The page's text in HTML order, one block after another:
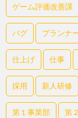
ゲーム評価改善課
バグ プランナ
仕上げ 仕事
採用 新人研修
第１事業部 第